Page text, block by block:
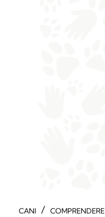
CANI / COMPRENDERE